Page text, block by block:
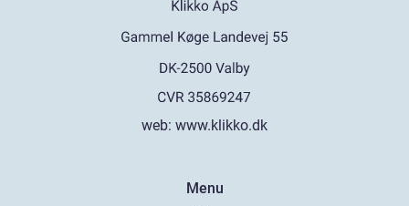
web: www.klikko.dk
Menu